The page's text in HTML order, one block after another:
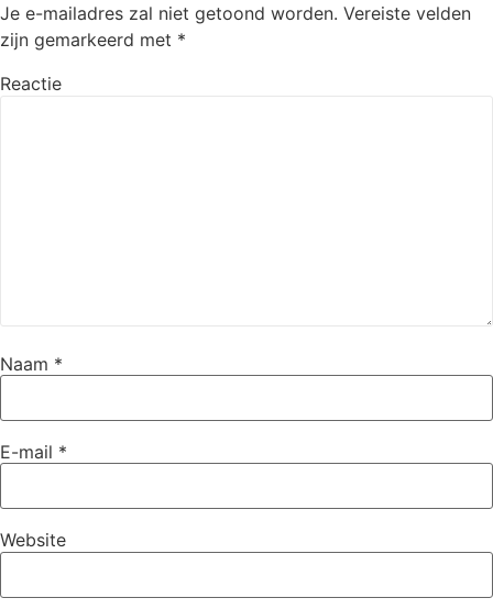
Je e-mailadres zal niet getoond worden. Vereiste velden
zijn gemarkeerd met *
Reactie
Naam *
E-mail *
Website